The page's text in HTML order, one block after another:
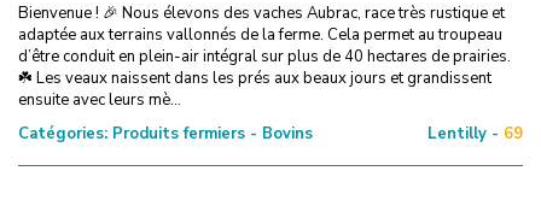
Bienvenue ! 🎉 Nous élevons des vaches Aubrac, race très rustique et
adaptée aux terrains vallonnés de la ferme. Cela permet au troupeau
d’être conduit en plein-air intégral sur plus de 40 hectares de prairies.
☘️ Les veaux naissent dans les prés aux beaux jours et grandissent
ensuite avec leurs mè...
Catégories: Produits fermiers - Bovins Lentilly - 69